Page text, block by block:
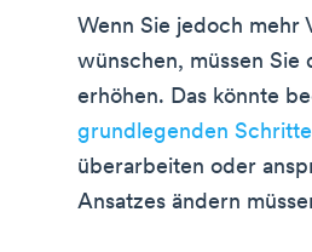
Wenn Sie jedoch mehr
wünschen, müssen Sie
erhöhen. Das könnte
grundlegenden
überarbeiten oder
Ansatzes ändern